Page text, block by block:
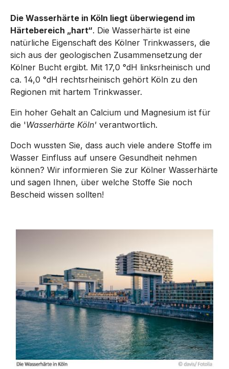
Die Wasserhärte in Köln liegt überwiegend im
Härtebereich „hart“. Die Wasserhärte ist eine
natürliche Eigenschaft des Kölner Trinkwassers, die
sich aus der geologischen Zusammensetzung der
Kölner Bucht ergibt. Mit 17,0 °dH linksrheinisch und
ca. 14,0 °dH rechtsrheinisch gehört Köln zu den
Regionen mit hartem Trinkwasser.
Ein hoher Gehalt an Calcium und Magnesium ist für
die 'Wasserhärte Köln' verantwortlich.
Doch wussten Sie, dass auch viele andere Stoffe im
Wasser Einfluss auf unsere Gesundheit nehmen
können? Wir informieren Sie zur Kölner Wasserhärte
und sagen Ihnen, über welche Stoffe Sie noch
Bescheid wissen sollten!